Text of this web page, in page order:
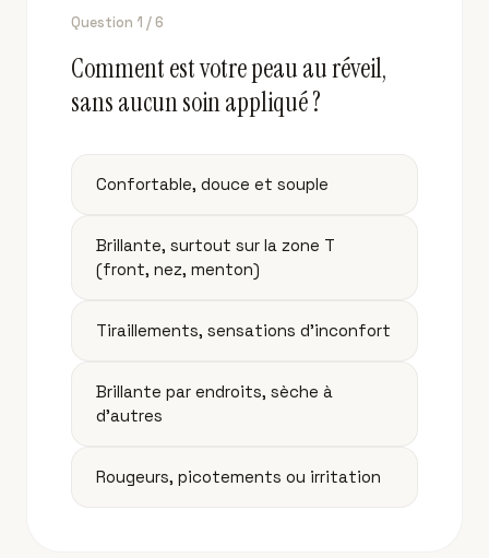
Question 1 /6
Comment est votre peau au réveil,
sans aucun soin appliqué ?
Confortable, douce et souple
Brillante, surtout sur la zone T
(front, nez, menton)
Tiraillements, sensations d'inconfort
Brillante par endroits, sèche à
d'autres
Rougeurs, picotements ou irritation